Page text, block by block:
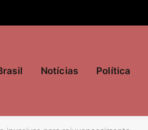
Notícias Política